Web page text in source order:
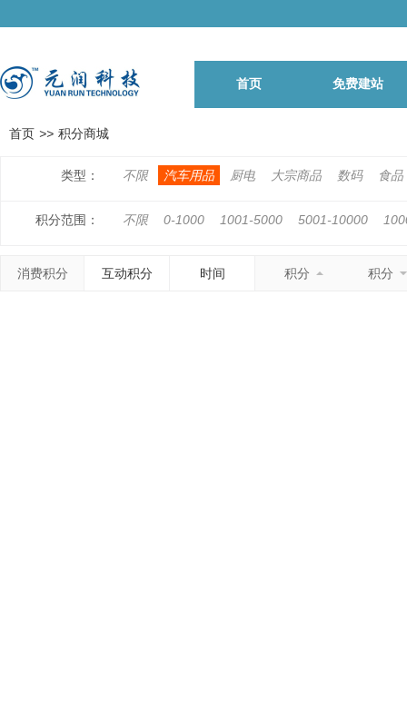
首页 免费建站
首页 >> 积分商城
类型： 不限 汽车用品 厨电 大宗商品 数码 食品
积分范围： 不限 0-1000 1001-5000 5001-10000
消费积分
互动积分 时间 积分 积分